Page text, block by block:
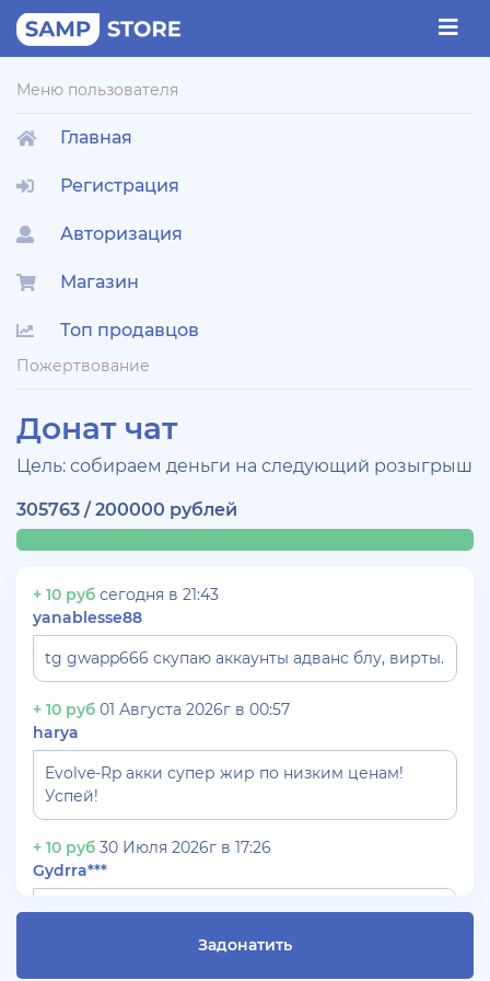
Меню пользователя
Главная
Регистрация
Авторизация
Магазин
Топ продавцов
Пожертвование
Донат чат
Цель: собираем деньги на следующий розыгрыш
305763 / 200000 рублей
+ 10 руб сегодня в 21:43
yanablesse88
tg gwapp666 скупаю аккаунты адванс блу, вирты.
+ 10 руб 01 Августа 2026г в 00:57
harya
Evolve-Rp акки супер жир по низким ценам!
Успей!
+ 10 руб 30 Июля 2026г в 17:26
Gydrra***
СКУПАЮ АККАУНТЫ БЛЕК РАША ТГ -
Задонатить